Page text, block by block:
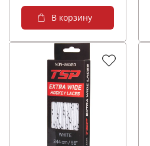
В корзину